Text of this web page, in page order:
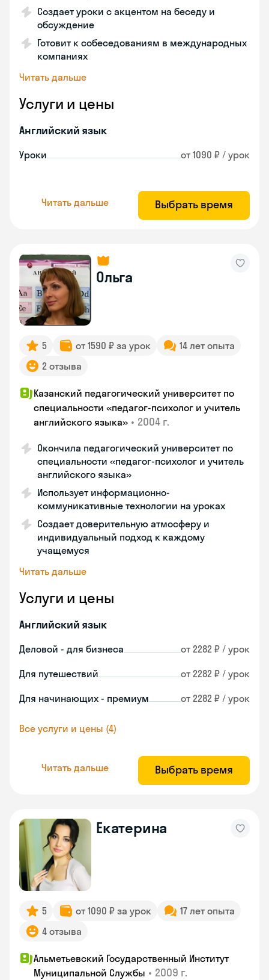
Создает уроки с акцентом на беседу и
обсуждение
Готовит к собеседованиям в международных
компаниях
Читать дальше
Услуги и цены
Английский язык
Уроки от 1090 ₽ / урок
Читать дальше Выбрать время
Ольга
5 от 1590 ₽ за урок
14 лет опыта
2 отзыва
Казанский педагогический университет по
специальности «педагог-психолог и учитель
английского языка» • 2004 г.
Окончила педагогический университет по
специальности «педагог-психолог и учитель
английского языка»
Использует информационно-
коммуникативные технологии на уроках
Создает доверительную атмосферу и
индивидуальный подход к каждому
учащемуся
Читать дальше
Услуги и цены
Английский язык
Деловой - для бизнеса от 2282 ₽ / урок
Для путешествий от 2282 ₽ / урок
Для начинающих - премиум от 2282 ₽ / урок
Все услуги и цены (4)
Читать дальше Выбрать время
Екатерина
5 от 1090 ₽ за урок
17 лет опыта
4 отзыва
Альметьевский Государственный Институт
Муниципальной Службы • 2009 г.